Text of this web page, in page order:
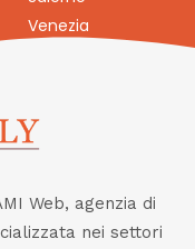
Venezia
Web, agenzia di
nei settori